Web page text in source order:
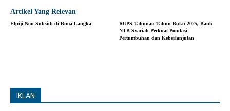
Artikel Yang Relevan
Elpiji Non Subsidi di Bima Langka
RUPS Tahunan Tahun Buku 2025, Bank
NTB Syariah Perkuat Pondasi
Pertumbuhan dan Keberlanjutan
IKLAN